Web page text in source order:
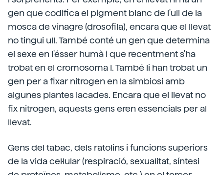
gen que codifica el pigment blanc de l'ull de la
mosca de vinagre (drosofila), encara que el llevat
no tingui ull. També conté un gen que determina
el sexe en l'ésser humà i que recentment s'ha
trobat en el cromosoma I. També li han trobat un
gen per a fixar nitrogen en la simbiosi amb
algunes plantes lacades. Encara que el llevat no
fix nitrogen, aquests gens eren essencials per al
llevat.
Gens del tabac, dels ratolins i funcions superiors
de la vida cel·lular (respiració, sexualitat, síntesi